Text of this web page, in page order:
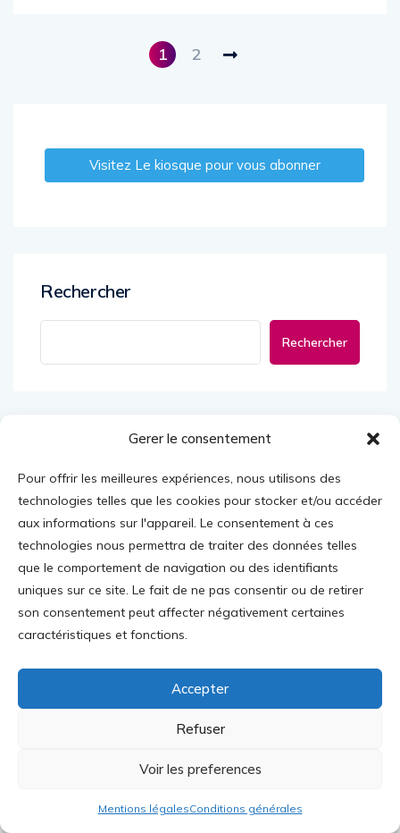
Gerer le consentement
Pour offrir les meilleures expériences, nous utilisons des
technologies telles que les cookies pour stocker et/ou accéder
aux informations sur l'appareil. Le consentement à ces
technologies nous permettra de traiter des données telles
que le comportement de navigation ou des identifiants
uniques sur ce site. Le fait de ne pas consentir ou de retirer
son consentement peut affecter négativement certaines
caractéristiques et fonctions.
Accepter
Refuser
Voir les preferences
Mentions légalesConditions générales
1 2
Visitez Le kiosque pour vous abonner
Rechercher
Rechercher